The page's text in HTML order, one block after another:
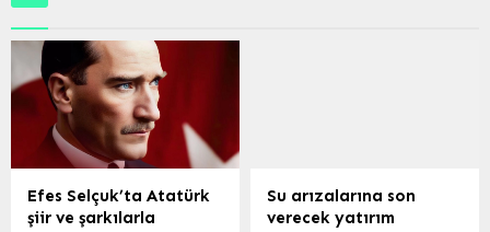
Efes Selçuk’ta Atatürk
şiir ve şarkılarla
Su arızalarına son
verecek yatırım